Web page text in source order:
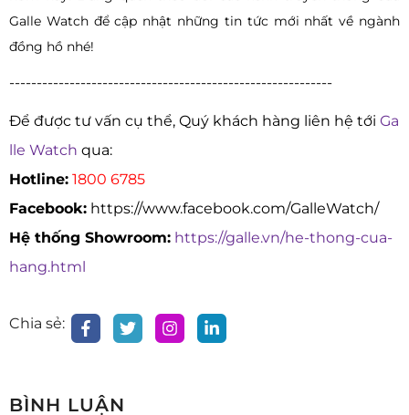
Galle Watch để cập nhật những tin tức mới nhất về ngành
đồng hồ nhé!
-----------------------------------------------------------
Để được tư vấn cụ thể, Quý khách hàng liên hệ tới Ga
lle Watch qua:
Hotline: 1800 6785
Facebook: https://www.facebook.com/GalleWatch/
Hệ thống Showroom: https://galle.vn/he-thong-cua-
hang.html
Chia sẻ:
BÌNH LUẬN